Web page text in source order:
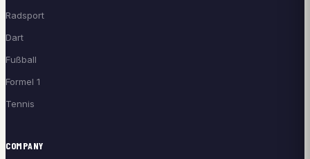
Radsport
Dart
Fußball
Formel 1
Tennis
COMPANY